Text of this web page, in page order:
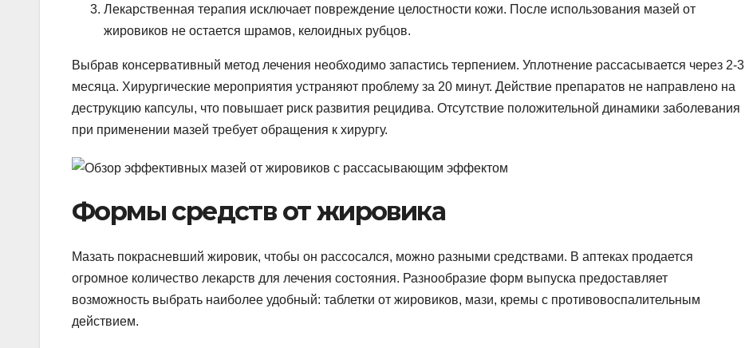
Лекарственная терапия исключает повреждение целостности кожи. После использования мазей от
жировиков не остается шрамов, келоидных рубцов.
Выбрав консервативный метод лечения необходимо запастись терпением. Уплотнение рассасывается через 2-3
месяца. Хирургические мероприятия устраняют проблему за 20 минут. Действие препаратов не направлено на
деструкцию капсулы, что повышает риск развития рецидива. Отсутствие положительной динамики заболевания
при применении мазей требует обращения к хирургу.
Формы средств от жировика
Мазать покрасневший жировик, чтобы он рассосался, можно разными средствами. В аптеках продается
огромное количество лекарств для лечения состояния. Разнообразие форм выпуска предоставляет
возможность выбрать наиболее удобный: таблетки от жировиков, мази, кремы с противовоспалительным
действием.